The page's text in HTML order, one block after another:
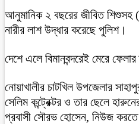
আনুমানিক ২ বছরের জীবিত
নারীর লাশ উদ্ধার করেছে পুলিশ।
দেশে এলে বিমানবন্দরেই মেরে
নোয়াখালীর চাটখিল উপজেলার
সেলিম কন্ট্রেক্টর ও তার ছেলে
প্রবাসী সৌরভ হোসেন, নিউজ করতে